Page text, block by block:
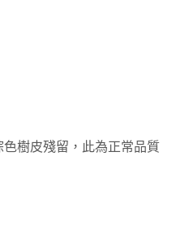
樹皮殘留，此為正常品質